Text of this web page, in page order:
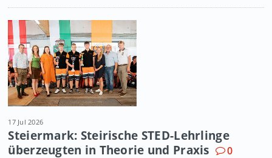
17 Jul 2026
Steiermark: Steirische STED-Lehrlinge
überzeugten in Theorie und Praxis
0